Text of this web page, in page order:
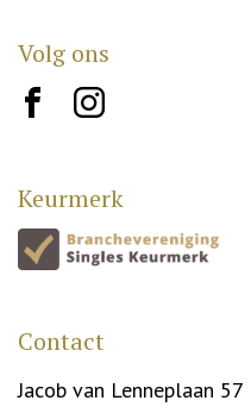
Volg ons
brand10 brand12
Keurmerk
Contact
Jacob van Lenneplaan 57